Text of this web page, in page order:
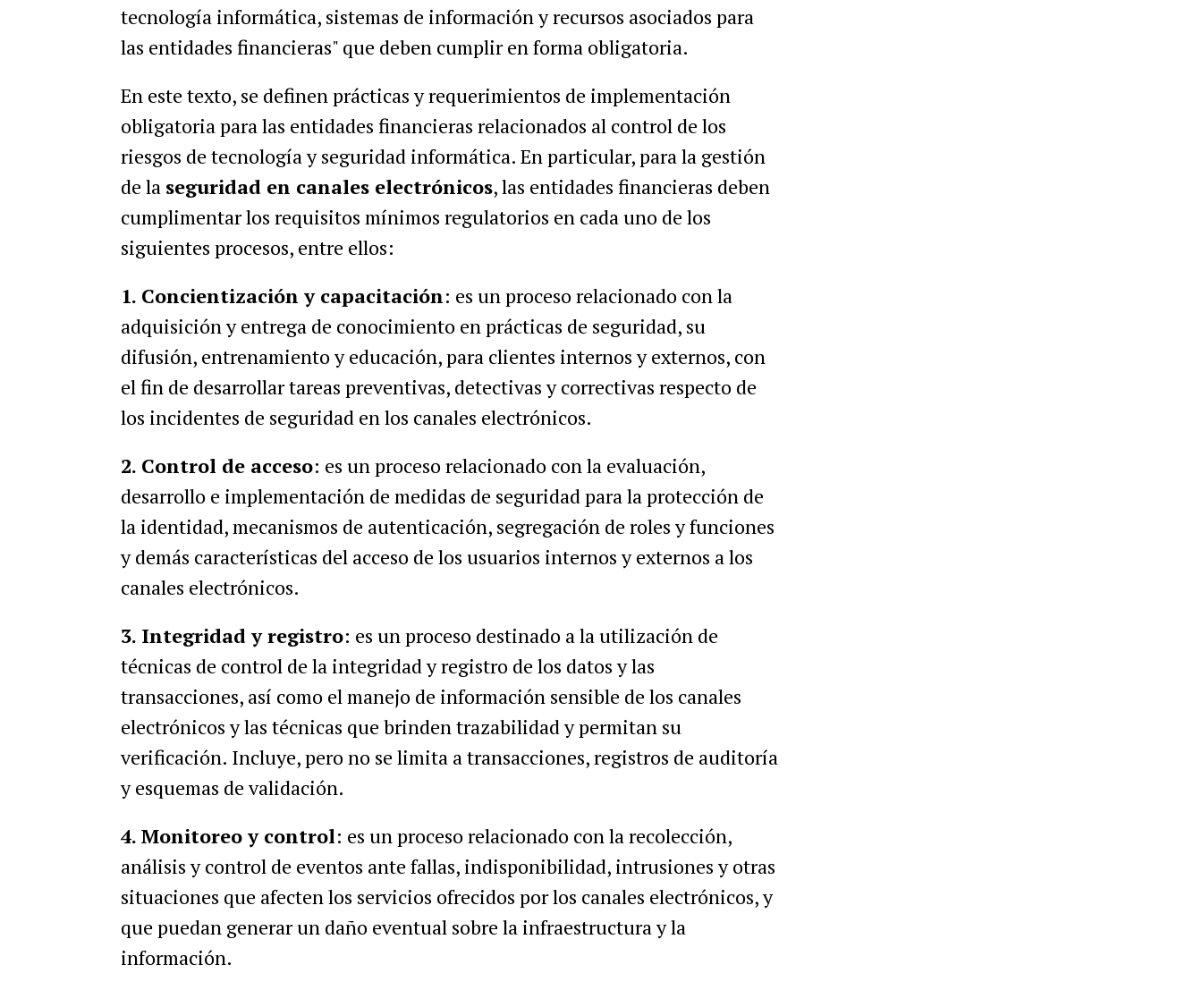
tecnología informática, sistemas de información y recursos asociados para
las entidades financieras" que deben cumplir en forma obligatoria.
En este texto, se definen prácticas y requerimientos de implementación
obligatoria para las entidades financieras relacionados al control de los
riesgos de tecnología y seguridad informática. En particular, para la gestión
de la seguridad en canales electrónicos, las entidades financieras deben
cumplimentar los requisitos mínimos regulatorios en cada uno de los
siguientes procesos, entre ellos:
1. Concientización y capacitación: es un proceso relacionado con la
adquisición y entrega de conocimiento en prácticas de seguridad, su
difusión, entrenamiento y educación, para clientes internos y externos, con
el fin de desarrollar tareas preventivas, detectivas y correctivas respecto de
los incidentes de seguridad en los canales electrónicos.
2. Control de acceso: es un proceso relacionado con la evaluación,
desarrollo e implementación de medidas de seguridad para la protección de
la identidad, mecanismos de autenticación, segregación de roles y funciones
y demás características del acceso de los usuarios internos y externos a los
canales electrónicos.
3. Integridad y registro: es un proceso destinado a la utilización de
técnicas de control de la integridad y registro de los datos y las
transacciones, así como el manejo de información sensible de los canales
electrónicos y las técnicas que brinden trazabilidad y permitan su
verificación. Incluye, pero no se limita a transacciones, registros de auditoría
y esquemas de validación.
4. Monitoreo y control: es un proceso relacionado con la recolección,
análisis y control de eventos ante fallas, indisponibilidad, intrusiones y otras
situaciones que afecten los servicios ofrecidos por los canales electrónicos, y
que puedan generar un daño eventual sobre la infraestructura y la
información.